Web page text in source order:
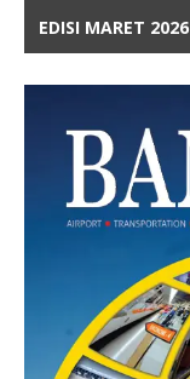
EDISI MARET 2026